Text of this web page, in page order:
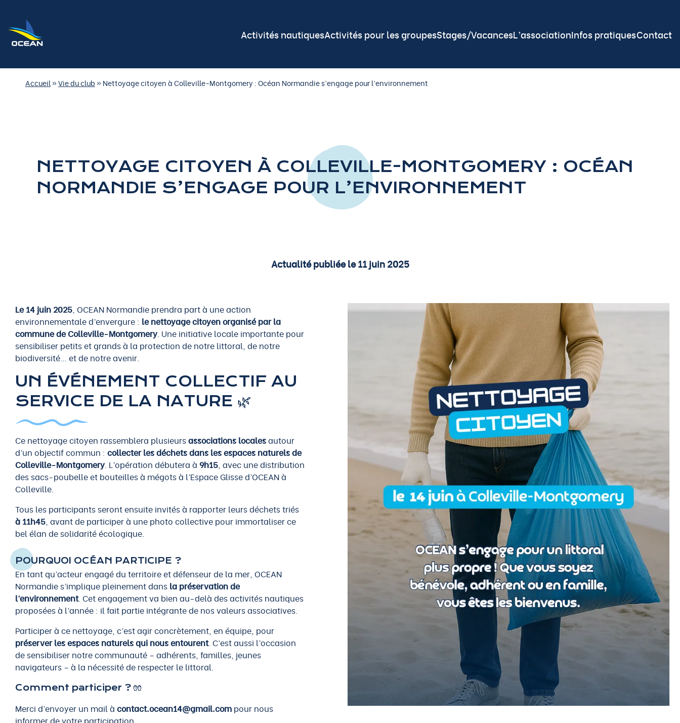
Activités nautiquesActivités pour les groupesStages/VacancesL’associationInfos pratiquesContact
Accueil»Vie du club» Nettoyage citoyen à Colleville-Montgomery : Océan Normandie s’engage pour l’environnement
NETTOYAGE CITOYEN À COLLEVILLE-MONTGOMERY : OCÉAN
NORMANDIE S’ENGAGE POUR L’ENVIRONNEMENT
Actualité publiée le 11 juin 2025
Le 14 juin 2025, OCEAN Normandie prendra part à une action
environnementale d’envergure : le nettoyage citoyen organisé par la
commune de Colleville-Montgomery. Une initiative locale importante pour
sensibiliser petits et grands à la protection de notre littoral, de notre
biodiversité… et de notre avenir.
UN ÉVÉNEMENT COLLECTIF AU
SERVICE DE LA NATURE 🌿
Ce nettoyage citoyen rassemblera plusieursassociations localesautour
d’un objectif commun : collecter les déchets dans les espaces naturels de
Colleville-Montgomery. L’opération débutera à 9h15, avec une distribution
des sacs-poubelle et bouteilles à mégots à l’Espace Glisse d’OCEAN à
Colleville.
Tous les participants seront ensuite invités à rapporter leurs déchets triés
à 11h45, avant de participer à une photo collective pour immortaliser ce
bel élan de solidarité écologique.
POURQUOI OCÉAN PARTICIPE ?
En tant qu’acteur engagé du territoire et défenseur de la mer, OCEAN
Normandie s’implique pleinement dans la préservation de
l’environnement. Cet engagement va bien au-delà des activités nautiques
proposées à l’année : il fait partie intégrante de nos valeurs associatives.
Participer à ce nettoyage, c’est agir concrètement, en équipe, pour
préserver les espaces naturels qui nous entourent. C’est aussi l’occasion
de sensibiliser notre communauté – adhérents, familles, jeunes
navigateurs – à la nécessité de respecter le littoral.
Comment participer ? 🧤
Merci d’envoyer un mail à contact.ocean14@gmail.com pour nous
informer de votre participation.